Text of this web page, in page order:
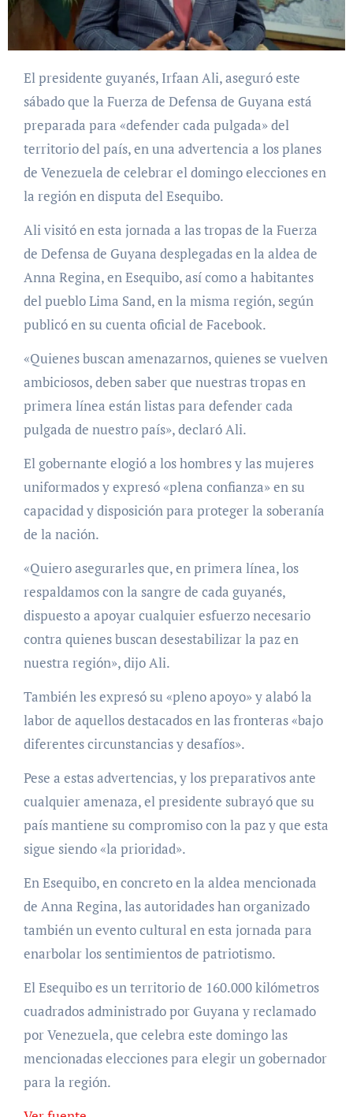
El presidente guyanés, Irfaan Ali, aseguró este
sábado que la Fuerza de Defensa de Guyana está
preparada para «defender cada pulgada» del
territorio del país, en una advertencia a los planes
de Venezuela de celebrar el domingo elecciones en
la región en disputa del Esequibo.
Ali visitó en esta jornada a las tropas de la Fuerza
de Defensa de Guyana desplegadas en la aldea de
Anna Regina, en Esequibo, así como a habitantes
del pueblo Lima Sand, en la misma región, según
publicó en su cuenta oficial de Facebook.
«Quienes buscan amenazarnos, quienes se vuelven
ambiciosos, deben saber que nuestras tropas en
primera línea están listas para defender cada
pulgada de nuestro país», declaró Ali.
El gobernante elogió a los hombres y las mujeres
uniformados y expresó «plena confianza» en su
capacidad y disposición para proteger la soberanía
de la nación.
«Quiero asegurarles que, en primera línea, los
respaldamos con la sangre de cada guyanés,
dispuesto a apoyar cualquier esfuerzo necesario
contra quienes buscan desestabilizar la paz en
nuestra región», dijo Ali.
También les expresó su «pleno apoyo» y alabó la
labor de aquellos destacados en las fronteras «bajo
diferentes circunstancias y desafíos».
Pese a estas advertencias, y los preparativos ante
cualquier amenaza, el presidente subrayó que su
país mantiene su compromiso con la paz y que esta
sigue siendo «la prioridad».
En Esequibo, en concreto en la aldea mencionada
de Anna Regina, las autoridades han organizado
también un evento cultural en esta jornada para
enarbolar los sentimientos de patriotismo.
El Esequibo es un territorio de 160.000 kilómetros
cuadrados administrado por Guyana y reclamado
por Venezuela, que celebra este domingo las
mencionadas elecciones para elegir un gobernador
para la región.